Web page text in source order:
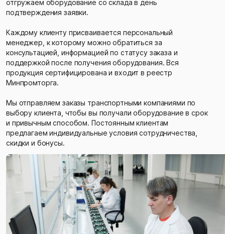
отгружаем оборудование со склада в день
подтверждения заявки.
Каждому клиенту присваивается персональный
менеджер, к которому можно обратиться за
консультацией, информацией по статусу заказа и
поддержкой после получения оборудования. Вся
продукция сертифицирована и входит в реестр
Минпромторга.
Мы отправляем заказы транспортными компаниями по
выбору клиента, чтобы вы получали оборудование в срок
и привычным способом. Постоянным клиентам
предлагаем индивидуальные условия сотрудничества,
скидки и бонусы.